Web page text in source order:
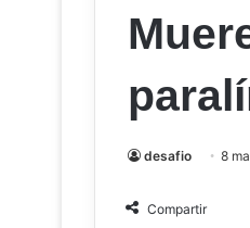
desafio 8
Compartir